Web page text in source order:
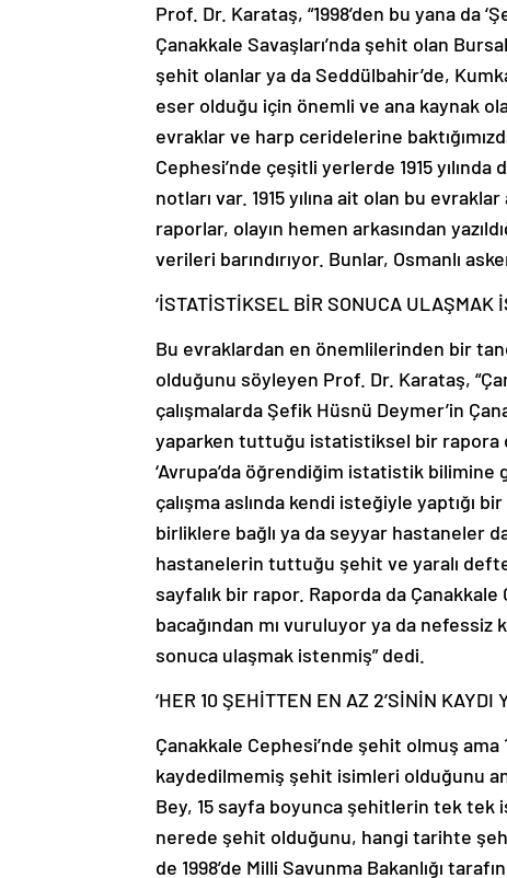
Prof. Dr. Karataş, “1998’den bu yana da
Çanakkale Savaşları’nda şehit olan
şehit olanlar ya da Seddülbahir’de,
eser olduğu için önemli ve ana kaynak
evraklar ve harp ceridelerine
Cephesi’nde çeşitli yerlerde 1915
notları var. 1915 yılına ait olan bu
raporlar, olayın hemen arkasından
verileri barındırıyor. Bunlar, Osmanlı
‘İSTATİSTİKSEL BİR SONUCA ULAŞMAK
Bu evraklardan en önemlilerinden bir
olduğunu söyleyen Prof. Dr. Karataş,
çalışmalarda Şefik Hüsnü Deymer’in
yaparken tuttuğu istatistiksel bir rapora
‘Avrupa’da öğrendiğim istatistik bilimine
çalışma aslında kendi isteğiyle yaptığı
birliklere bağlı ya da seyyar hastaneler
hastanelerin tuttuğu şehit ve yaralı
sayfalık bir rapor. Raporda da
bacağından mı vuruluyor ya da
sonuca ulaşmak istenmiş” dedi.
‘HER 10 ŞEHİTTEN EN AZ 2’SİNİN KAYDI
Çanakkale Cephesi’nde şehit olmuş ama
kaydedilmemiş şehit isimleri olduğunu
Bey, 15 sayfa boyunca şehitlerin tek tek
nerede şehit olduğunu, hangi tarihte
de 1998’de Milli Savunma Bakanlığı